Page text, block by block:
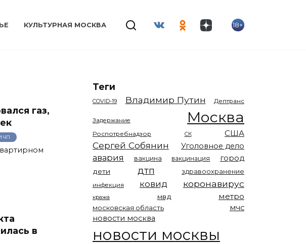
КУЛЬТУРНАЯ МОСКВА 18+
газ,
ЧП
в
Теги
COVID-19 Владимир Путин Дептранс
Задержание Москва
Роспотребнадзор СК США
Сергей Собянин Уголовное дело
авария вакцина вакцинация город
дети дтп здравоохранение
инфекция ковид коронавирус
кража мвд метро
московская область
мчс
новости москва
новости москвы